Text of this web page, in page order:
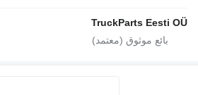
TruckParts Eesti OÜ